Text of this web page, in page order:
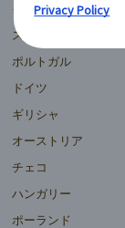
イタリア
スペイン
ポルトガル
ドイツ
ギリシャ
オーストリア
チェコ
ハンガリー
ポーランド